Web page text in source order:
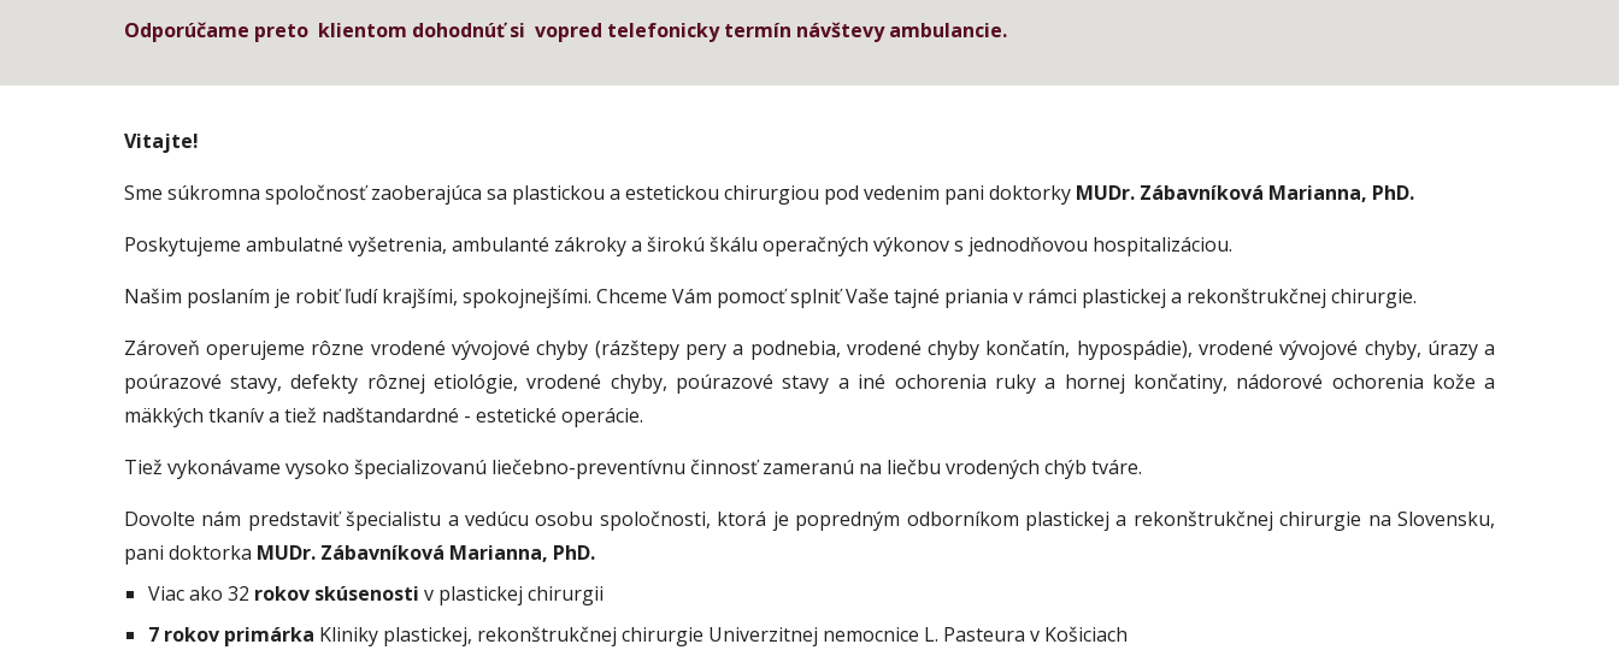
Odporúčame preto  klientom dohodnúť si  vopred telefonicky termín návštevy ambulancie.
Vitajte!
Sme súkromna spoločnosť zaoberajúca sa plastickou a estetickou chirurgiou pod vedenim pani doktorky MUDr. Zábavníková Marianna, PhD.
Poskytujeme ambulatné vyšetrenia, ambulanté zákroky a širokú škálu operačných výkonov s jednodňovou hospitalizáciou.
Našim poslaním je robiť ľudí krajšími, spokojnejšími. Chceme Vám pomocť splniť Vaše tajné priania v rámci plastickej a rekonštrukčnej chirurgie.
Zároveň operujeme rôzne vrodené vývojové chyby (rázštepy pery a podnebia, vrodené chyby končatín, hypospádie), vrodené vývojové chyby, úrazy a
poúrazové stavy, defekty rôznej etiológie, vrodené chyby, poúrazové stavy a iné ochorenia ruky a hornej končatiny, nádorové ochorenia kože a
mäkkých tkanív a tiež nadštandardné - estetické operácie.
Tiež vykonávame vysoko špecializovanú liečebno-preventívnu činnosť zameranú na liečbu vrodených chýb tváre.
Dovolte nám predstaviť špecialistu a vedúcu osobu spoločnosti, ktorá je popredným odborníkom plastickej a rekonštrukčnej chirurgie na Slovensku,
pani doktorka MUDr. Zábavníková Marianna, PhD.
Viac ako 32 rokov skúsenosti v plastickej chirurgii
7 rokov primárka Kliniky plastickej, rekonštrukčnej chirurgie Univerzitnej nemocnice L. Pasteura v Košiciach